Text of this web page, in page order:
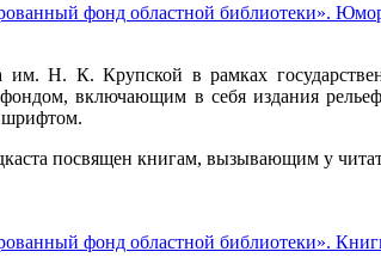
фонд областной библиотеки».
им. Н. К. Крупской в рамках
включающим в себя издания
посвящен книгам, вызывающим у
фонд областной библиотеки».